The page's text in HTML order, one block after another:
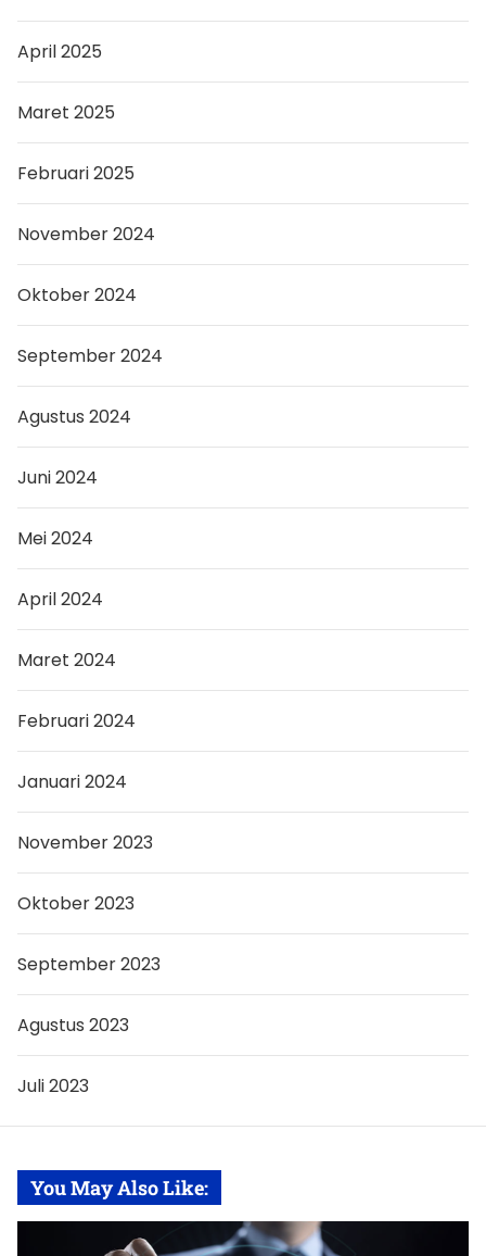
April 2025
Maret 2025
Februari 2025
November 2024
Oktober 2024
September 2024
Agustus 2024
Juni 2024
Mei 2024
April 2024
Maret 2024
Februari 2024
Januari 2024
November 2023
Oktober 2023
September 2023
Agustus 2023
Juli 2023
You May Also Like: